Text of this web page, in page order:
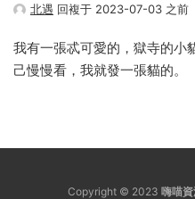
北遇 回複于 2023-07-03 之前
我有一張忒可愛的，獄寺的小
己慢慢看，我就發一張貓的。
Copyright © 2023 嗨喵